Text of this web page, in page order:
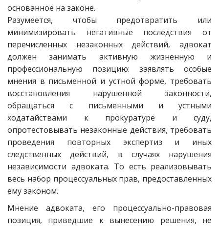
основанное на законе.
Разумеется, чтобы предотвратить или
минимизировать негативные последствия от
перечисленных незаконных действий, адвокат
должен занимать активную жизненную и
профессиональную позицию: заявлять особые
мнения в письменной и устной форме, требовать
восстановления нарушенной законности,
обращаться с письменными и устными
ходатайствами к прокуратуре и суду,
опротестовывать незаконные действия, требовать
проведения повторных экспертиз и иных
следственных действий, в случаях нарушения
независимости адвоката. То есть реализовывать
весь набор процессуальных прав, предоставленных
ему законом.
Мнение адвоката, его процессуально-правовая
позиция, приведшие к вынесению решения, не